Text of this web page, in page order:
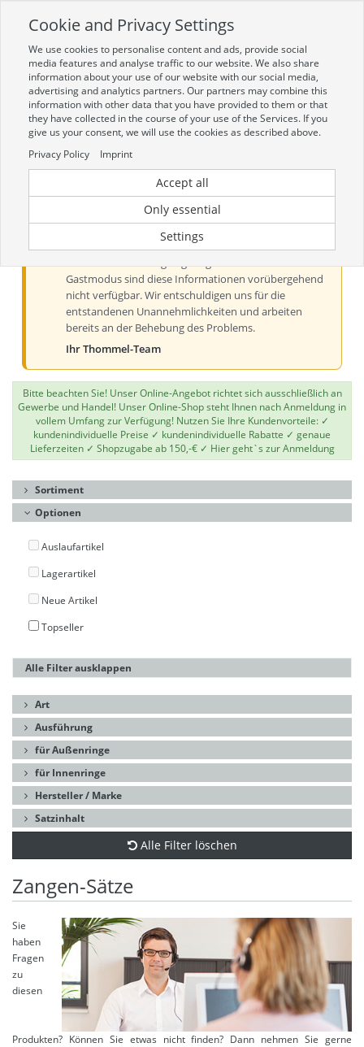
Zur mobilen Kompaktversion (Login erforderlich)
Toggle
navigation
Aktueller Hinweis zu Preisen und
Verfügbarkeiten
Liebe Kundinnen und Kunden, derzeit können Preise
und Verfügbarkeiten aus technischen Gründen nur
Gastmodus sind diese Informationen vorübergehend
nicht verfügbar. Wir entschuldigen uns für die
entstandenen Unannehmlichkeiten und arbeiten
bereits an der Behebung des Problems.
Ihr Thommel-Team
Bitte beachten Sie! Unser Online-Angebot richtet sich ausschließlich an
Gewerbe und Handel! Unser Online-Shop steht Ihnen nach Anmeldung in
vollem Umfang zur Verfügung! Nutzen Sie Ihre Kundenvorteile: ✓
kundenindividuelle Preise ✓ kundenindividuelle Rabatte ✓ genaue
Lieferzeiten ✓ Shopzugabe ab 150,-€ ✓ Hier geht`s zur Anmeldung
Sortiment
Optionen
Auslaufartikel
Lagerartikel
Neue Artikel
Topseller
Alle Filter ausklappen
Art
Ausführung
für Außenringe
für Innenringe
Hersteller / Marke
Satzinhalt
Alle Filter löschen
Zangen-Sätze
Sie
haben
Fragen
zu
diesen
Produkten? Können Sie etwas nicht finden? Dann nehmen Sie gerne
Cookie and Privacy Settings
We use cookies to personalise content and ads, provide social
media features and analyse traffic to our website. We also share
information about your use of our website with our social media,
advertising and analytics partners. Our partners may combine this
information with other data that you have provided to them or that
they have collected in the course of your use of the Services. If you
give us your consent, we will use the cookies as described above.
Privacy Policy
Imprint
Accept all
Only essential
Settings